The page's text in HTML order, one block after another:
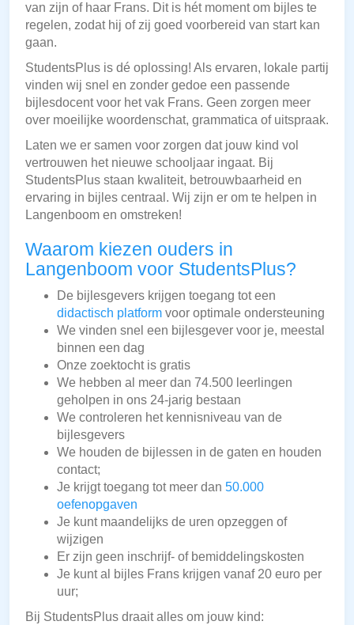
van zijn of haar Frans. Dit is hét moment om bijles te
regelen, zodat hij of zij goed voorbereid van start kan
gaan.
StudentsPlus is dé oplossing! Als ervaren, lokale partij
vinden wij snel en zonder gedoe een passende
bijlesdocent voor het vak Frans. Geen zorgen meer
over moeilijke woordenschat, grammatica of uitspraak.
Laten we er samen voor zorgen dat jouw kind vol
vertrouwen het nieuwe schooljaar ingaat. Bij
StudentsPlus staan kwaliteit, betrouwbaarheid en
ervaring in bijles centraal. Wij zijn er om te helpen in
Langenboom en omstreken!
Waarom kiezen ouders in
Langenboom voor StudentsPlus?
De bijlesgevers krijgen toegang tot een
didactisch platform voor optimale ondersteuning
We vinden snel een bijlesgever voor je, meestal
binnen een dag
Onze zoektocht is gratis
We hebben al meer dan 74.500 leerlingen
geholpen in ons 24-jarig bestaan
We controleren het kennisniveau van de
bijlesgevers
We houden de bijlessen in de gaten en houden
contact;
Je krijgt toegang tot meer dan 50.000
oefenopgaven
Je kunt maandelijks de uren opzeggen of
wijzigen
Er zijn geen inschrijf- of bemiddelingskosten
Je kunt al bijles Frans krijgen vanaf 20 euro per
uur;
Bij StudentsPlus draait alles om jouw kind: